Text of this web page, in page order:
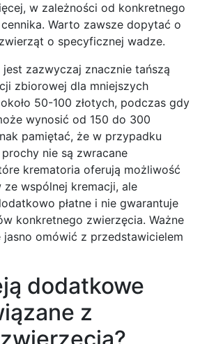
w zależności od konkretnego
Warto zawsze dopytać o
o specyficznej wadze.
zazwyczaj znacznie tańszą
zbiorowej dla mniejszych
50-100 złotych, podczas gdy
wynosić od 150 do 300
pamiętać, że w przypadku
nie są zwracane
krematoria oferują możliwość
wspólnej kremacji, ale
płatne i nie gwarantuje
konkretnego zwierzęcia. Ważne
omówić z przedstawicielem
dodatkowe
z